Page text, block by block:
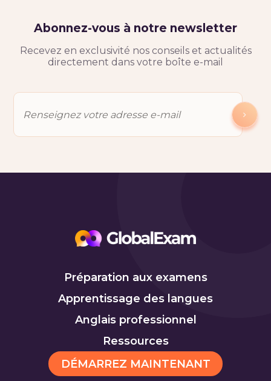
Abonnez-vous à notre newsletter
Recevez en exclusivité nos conseils et actualités
directement dans votre boîte e-mail
Préparation aux examens
Apprentissage des langues
Anglais professionnel
Ressources
DÉMARREZ MAINTENANT